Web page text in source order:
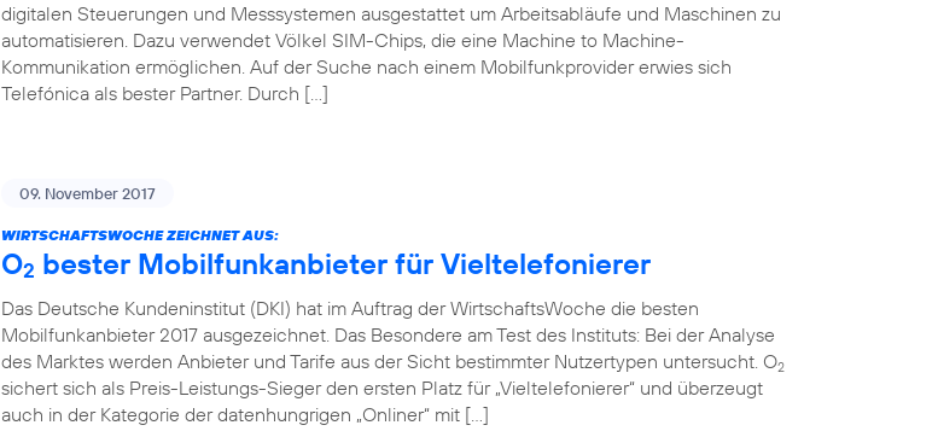
digitalen Steuerungen und Messsystemen ausgestattet um Arbeitsabläufe und Maschinen zu
automatisieren. Dazu verwendet Völkel SIM-Chips, die eine Machine to Machine-
Kommunikation ermöglichen. Auf der Suche nach einem Mobilfunkprovider erwies sich
Telefónica als bester Partner. Durch […]
09. November 2017
WIRTSCHAFTSWOCHE ZEICHNET AUS:
O2 bester Mobilfunkanbieter für Vieltelefonierer
Das Deutsche Kundeninstitut (DKI) hat im Auftrag der WirtschaftsWoche die besten
Mobilfunkanbieter 2017 ausgezeichnet. Das Besondere am Test des Instituts: Bei der Analyse
des Marktes werden Anbieter und Tarife aus der Sicht bestimmter Nutzertypen untersucht. O2
sichert sich als Preis-Leistungs-Sieger den ersten Platz für „Vieltelefonierer“ und überzeugt
auch in der Kategorie der datenhungrigen „Onliner“ mit […]